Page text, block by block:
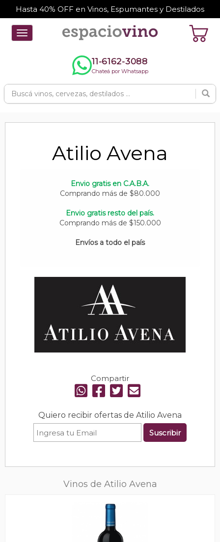
Hasta 40% OFF en Vinos, Espumantes y Destilados
Toggle
navigation
11-6162-3088
Chateá por Whatsapp
Atilio Avena
Envio gratis en C.A.B.A.
Comprando más de $80.000
Envio gratis resto del país.
Comprando más de $150.000
Envíos a todo el país
Compartir
Quiero recibir ofertas de Atilio Avena
Suscribir
Vinos de Atilio Avena